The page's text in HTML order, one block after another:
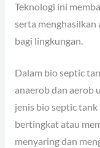
Teknologi ini
serta menghasilkan
bagi lingkungan.
Dalam bio septic
anaerob dan aerob
jenis bio septic
bertingkat atau
menyaring dan